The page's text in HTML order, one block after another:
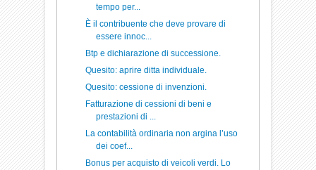
tempo per...
È il contribuente che deve provare di
essere innoc...
Btp e dichiarazione di successione.
Quesito: aprire ditta individuale.
Quesito: cessione di invenzioni.
Fatturazione di cessioni di beni e
prestazioni di ...
La contabilità ordinaria non argina l’uso
dei coef...
Bonus per acquisto di veicoli verdi. Lo